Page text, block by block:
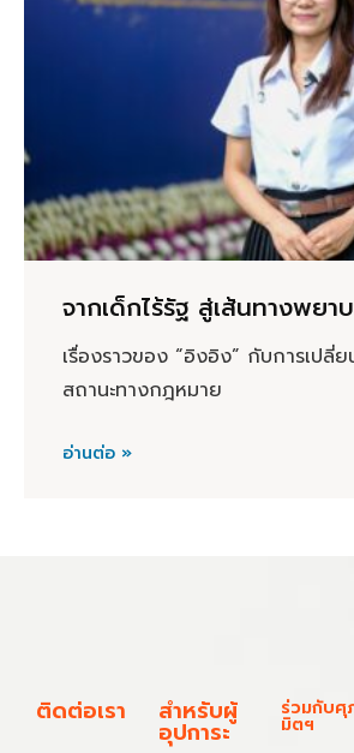
จากเด็กไร้รัฐ สู่เส้นทางพยา
เรื่องราวของ “อิงอิง” กับการเปลี่
สถานะทางกฎหมาย
อ่านต่อ »
ติดต่อเรา สำหรับผู้
อุปการะ
ร่วมกับศุ
มิตฯ